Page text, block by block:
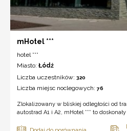
mHotel ***
hotel ***
Miasto: Łódź
Liczba uczestników: 320
Liczba miejsc noclegowych: 76
Zlokalizowany w bliskiej odległości od
autostrad A1 i A2, mHotel *** to doskonały